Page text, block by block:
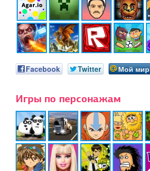
Facebook Twitter Мой мир
Игры по персонажам